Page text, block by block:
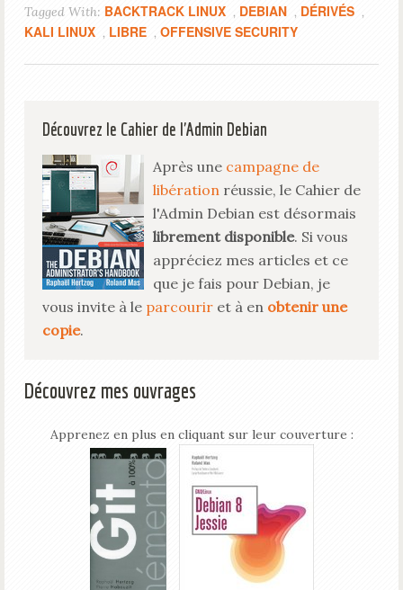
Tagged With: BACKTRACK LINUX , DEBIAN , DÉRIVÉS ,
KALI LINUX , LIBRE , OFFENSIVE SECURITY
Découvrez le Cahier de l'Admin Debian
Après une campagne de
libérationréussie, le Cahier de
l'Admin Debian est désormais
librement disponible. Si vous
appréciez mes articles et ce
que je fais pour Debian, je
vous invite à le parcouriret à en obtenir une
copie.
Découvrez mes ouvrages
Apprenez en plus en cliquant sur leur couverture :